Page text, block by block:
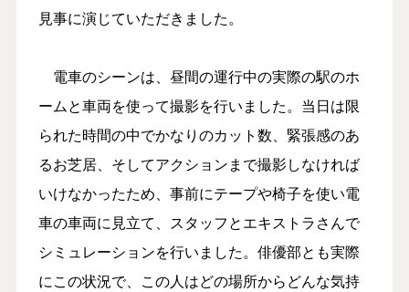
見事に演じていただきました。
電車のシーンは、昼間の運行中の実際の駅のホ
ームと車両を使って撮影を行いました。当日は限
られた時間の中でかなりのカット数、緊張感のあ
るお芝居、そしてアクションまで撮影しなければ
いけなかったため、事前にテープや椅子を使い電
車の車両に見立て、スタッフとエキストラさんで
シミュレーションを行いました。俳優部とも実際
にこの状況で、この人はどの場所からどんな気持